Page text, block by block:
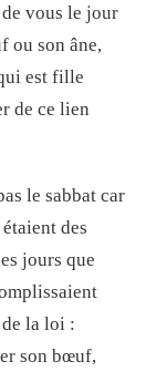
vous le jour
ou son âne,
est fille
de ce lien
le sabbat car
des
jours que
la loi :
son bœuf,